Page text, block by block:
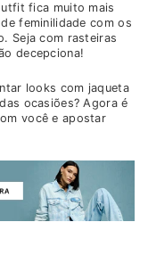
fica muito mais
feminilidade com os
Seja com rasteiras
decepciona!
looks com jaqueta
ocasiões? Agora é
você e apostar